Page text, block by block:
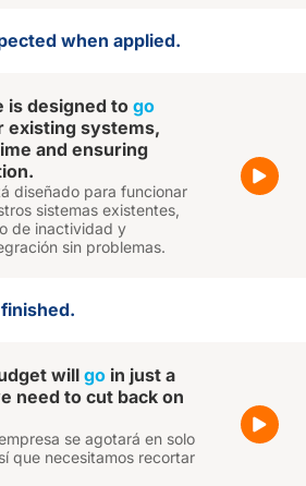
when applied.
is designed to go
existing systems,
and ensuring
diseñado para funcionar
sistemas existentes,
de inactividad y
sin problemas.
will go in just a
need to cut back on
se agotará en solo
que necesitamos recortar